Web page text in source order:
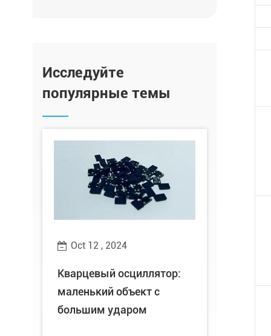
Исследуйте
популярные темы
Oct 10 , 2024
Хорошие новости-XtalTQ
Technology Co.,Ltd было
удостоено почетного